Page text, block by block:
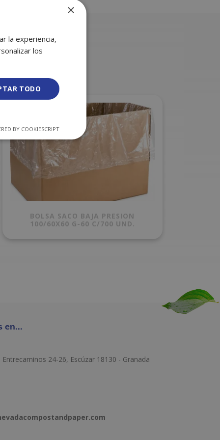
BOLSA SACO BAJA PRESION
100/60X60 G-60 C/700 UND.
en...
Entrecaminos 24-26, Escúzar 18130 - Granada
×
la experiencia,
los
TODO
BY COOKIESCRIPT